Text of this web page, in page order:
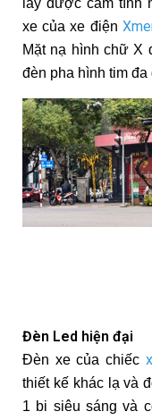
xe của xe điện
Mặt nạ hình chữ X
đèn pha hình tim đa
Đèn Led hiện đại
Đèn xe của chiếc
thiết kế khác lạ và
1 bi siêu sáng và